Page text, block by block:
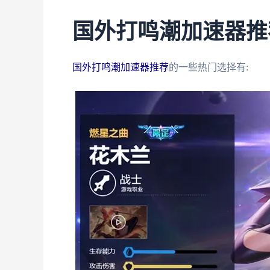
国外打鸣潮加速器
国外打鸣潮加速器推荐的一些热门选择有: